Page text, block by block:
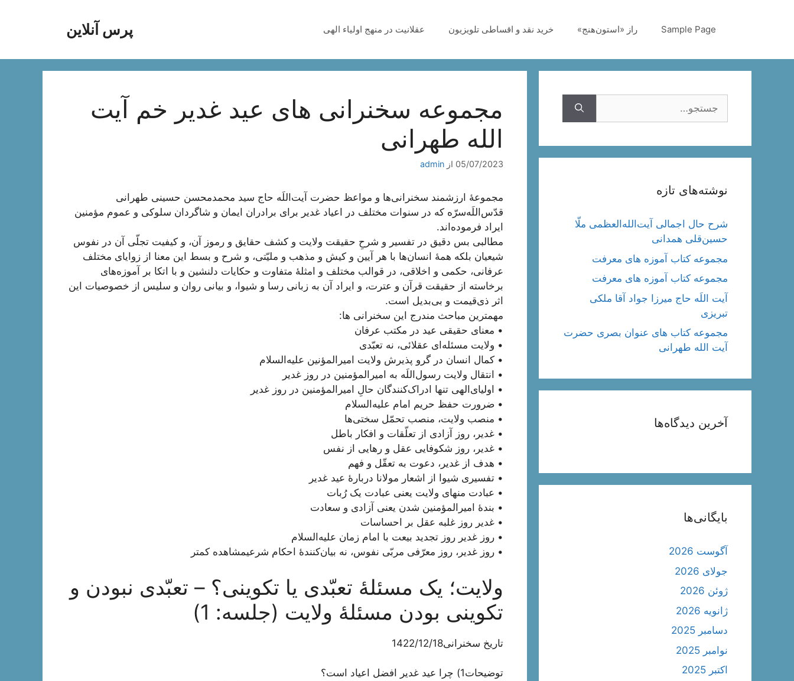
پرس آنلاین Sample Page راز «استون‌هنج» خرید نقد و اقساطی تلویزیون عقلانیت در منهج اولیاء الهی
مجموعه سخنرانی های عید غدیر خم آیت
الله طهرانی
05/07/2023 از admin
مجموعۀ ارزشمند سخنرانی‌ها و مواعظ حضرت آیت‌اللَه حاج سید محمدمحسن حسینی طهرانی
قدّس‌اللَه‌سرّه که در سنوات مختلف در اعیاد غدیر برای برادران ایمان و شاگردان سلوکی و عموم مؤمنین
ایراد فرموده‌اند.
مطالبی بس دقیق در تفسیر و شرحِ حقیقت ولایت و کشف حقایق و رموز آن، و کیفیت تجلّی آن در نفوس
شیعیان بلکه همۀ انسان‌ها با هر آیین و کیش و مذهب و ملیّتی، و شرح و بسط این معنا از زوایای مختلف
عرفانی، حکمی و اخلاقی، در قوالب مختلف و امثلۀ متفاوت و حکایات دلنشین و با اتکا بر آموزه‌های
برخاسته از حقیقت قرآن و عترت، و ایراد آن به زبانی رسا و شیوا، و بیانی روان و سلیس از خصوصیات این
اثر ذی‌قیمت و بی‌بدیل است.
مهمترین مباحث مندرج این سخنرانی ها:
• معنای حقیقی عید در مکتب عرفان
• ولایت مسئله‌ای عقلائی، نه تعبّدی
• کمال انسان در گرو پذیرش ولایت امیرالمؤنین علیه‌السلام
• انتقال ولایت رسول‌اللَه به امیرالمؤمنین در روز غدیر
• اولیای‌الهی تنها ادراک‌کنندگان حالِ امیرالمؤمنین در روز غدیر
• ضرورت حفظ حریم امام علیه‌السلام
• منصب ولایت، منصب تحمّل سختی‌ها
• غدیر، روز آزادی از تعلّقات و افکار باطل
• غدیر، روز شکوفایی عقل و رهایی از نفس
• هدف از غدیر، دعوت به تعقّل و فهم
• تفسیری شیوا از اشعار مولانا دربارۀ عید غدیر
• عبادت منهای ولایت یعنی عبادت یک رُبات
• بندۀ امیرالمؤمنین شدن یعنی آزادی و سعادت
• غدیر روز غلبه عقل بر احساسات
• روز غدیر روز تجدید بیعت با امام زمان علیه‌السلام
• روز غدیر، روز معرّفی مربّی نفوس، نه بیان‌کنندۀ احکام شرعیمشاهده کمتر
ولایت؛ یک مسئلۀ تعبّدی یا تکوینی؟ – تعبّدی نبودن و
تکوینی بودن مسئلۀ ولایت (جلسه: 1)
تاریخ سخنرانی1422/12/18
توضیحات1) چرا عید غدیر افضل اعیاد است؟
نوشته‌های تازه
شرح حال اجمالی آیت‌الله‌العظمی ملّا
حسین‌قلی همدانی
مجموعه کتاب آموزه های معرفت
مجموعه کتاب آموزه های معرفت
آیت اللَه حاج میرزا جواد آقا ملکی
تبریزی
مجموعه کتاب های عنوان بصری حضرت
آیت الله طهرانی
آخرین دیدگاه‌ها
بایگانی‌ها
آگوست 2026
جولای 2026
ژوئن 2026
ژانویه 2026
دسامبر 2025
نوامبر 2025
اکتبر 2025